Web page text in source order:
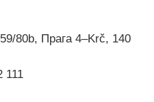
80b, Прага 4–Krč, 140
111